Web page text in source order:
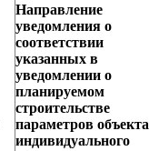
Направление
уведомления о
соответствии
указанных в
уведомлении о
планируемом
строительстве
параметров объекта
индивидуального